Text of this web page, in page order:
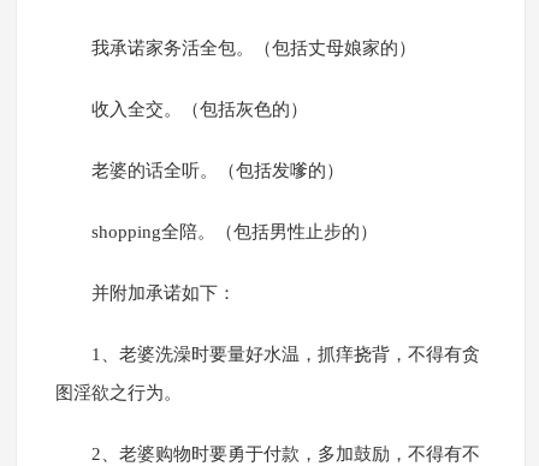
我承诺家务活全包。（包括丈母娘家的）
收入全交。（包括灰色的）
老婆的话全听。（包括发嗲的）
shopping全陪。（包括男性止步的）
并附加承诺如下：
1、老婆洗澡时要量好水温，抓痒挠背，不得有贪
图淫欲之行为。
2、老婆购物时要勇于付款，多加鼓励，不得有不